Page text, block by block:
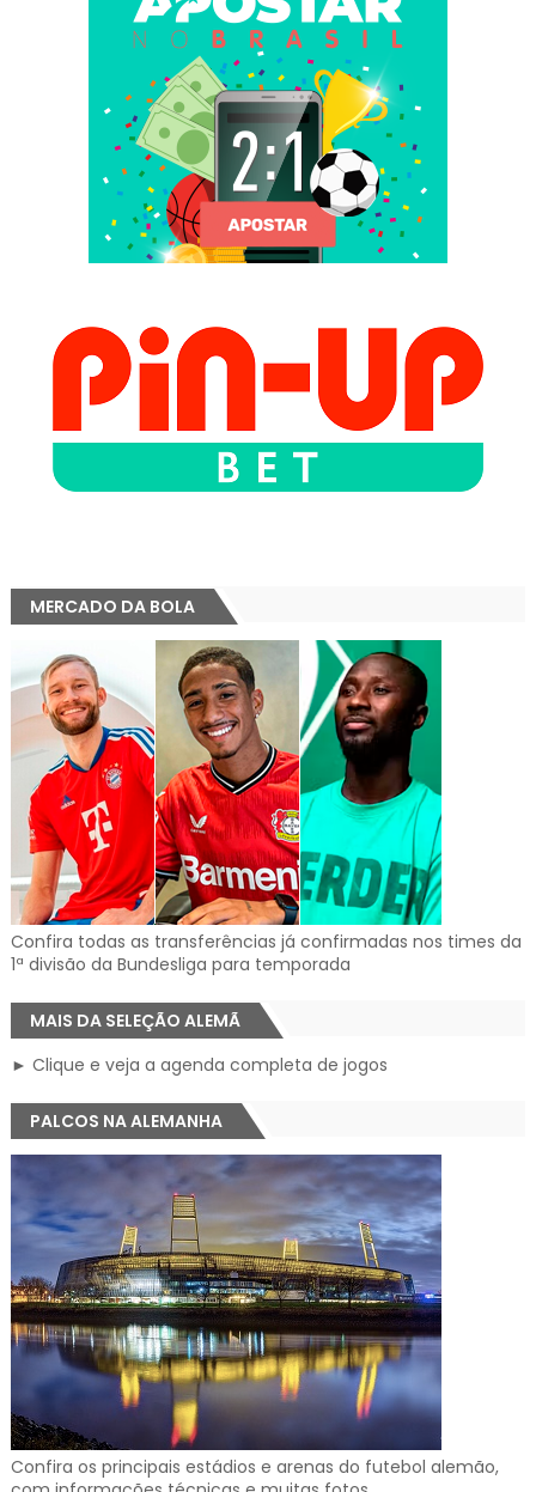
MERCADO DA BOLA
Confira todas as transferências já confirmadas nos times da
1ª divisão da Bundesliga para temporada
MAIS DA SELEÇÃO ALEMÃ
► Clique e veja a agenda completa de jogos
PALCOS NA ALEMANHA
Confira os principais estádios e arenas do futebol alemão,